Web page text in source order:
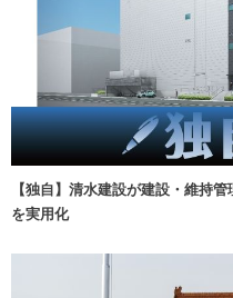
【独自】清水建設が建設・維持
を実用化